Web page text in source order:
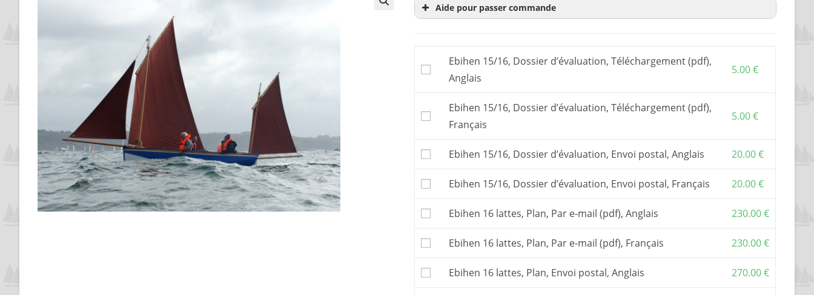
Aide pour passer commande
Le dossier d’évaluation est commun à toutes les versions et
gréements d’Ebihen 15 et 16.
construire le bateau. Il inclut une assistance par email ou téléphone.
Le plan porte sur toutes les versions de gréement : misainier, bourcet-
Attention : pour construire ce bateau, il vous faut acquérir aussi les
Les frais postaux et la TVA, si elle s’applique, sont inclus dans les prix
Ebihen 15/16, Dossier d’évaluation, Téléchargement (pdf),
Anglais
5.00€
Ebihen 15/16, Dossier d’évaluation, Téléchargement (pdf),
Français
5.00€
Ebihen 15/16, Dossier d’évaluation, Envoi postal, Anglais 20.00€
Ebihen 15/16, Dossier d’évaluation, Envoi postal, Français 20.00€
Ebihen 16 lattes, Plan, Par e-mail (pdf), Anglais 230.00€
Ebihen 16 lattes, Plan, Par e-mail (pdf), Français 230.00€
Ebihen 16 lattes, Plan, Envoi postal, Anglais 270.00€